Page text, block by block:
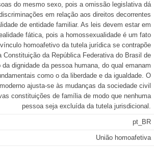
do mesmo sexo, pois a omissão legislativa dá
em relação aos direitos decorrentes
de entidade familiar. As leis devem estar em
fática, pois a homossexualidade é um fato
homoafetivo da tutela jurídica se contrapõe
Constituição da República Federativa do Brasil de
dignidade da pessoa humana, do qual emanam
como o da liberdade e da igualdade. O
ajusta-se às mudanças da sociedade civil
constituições de família de modo que nenhuma
pessoa seja excluída da tutela jurisdicional.
pt_BR
União homoafetiva